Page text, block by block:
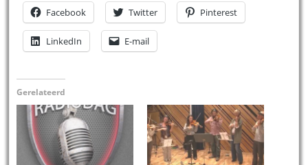
Facebook Twitter Pinterest
LinkedIn E-mail
Gerelateerd